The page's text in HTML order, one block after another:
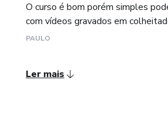
O curso é bom porém simples
com vídeos gravados em
PAULO
Ler mais